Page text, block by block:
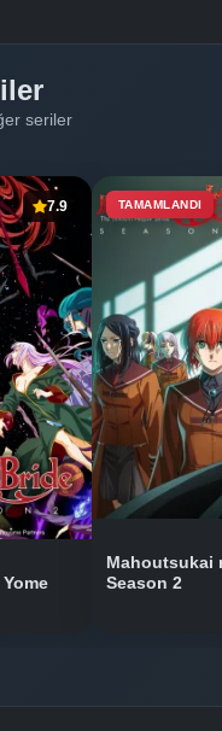
seriler
7.9 TAMAMLANDI
Mahoutsukai
Season 2